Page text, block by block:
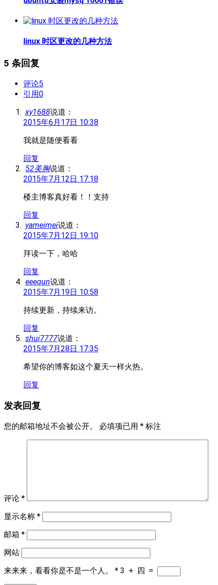
linux 时区更改的几种方法
5 条回复
评论5
引用0
xy1688说道：
2015年6月17日 10:38
我就是随便看看
回复
52美胸说道：
2015年7月12日 17:18
楼主博客真好看！！支持
回复
yameimei说道：
2015年7月12日 19:10
拜读一下，哈哈
回复
eeequn说道：
2015年7月19日 10:58
持续更新，持续来访。
回复
shui7777说道：
2015年7月28日 17:35
希望你的博客如这个夏天一样火热。
回复
发表回复
您的邮箱地址不会被公开。 必填项已用 * 标注
评论 *
显示名称 *
邮箱 *
网站
来来来，看看你是不是一个人。
* 3 + 四 =